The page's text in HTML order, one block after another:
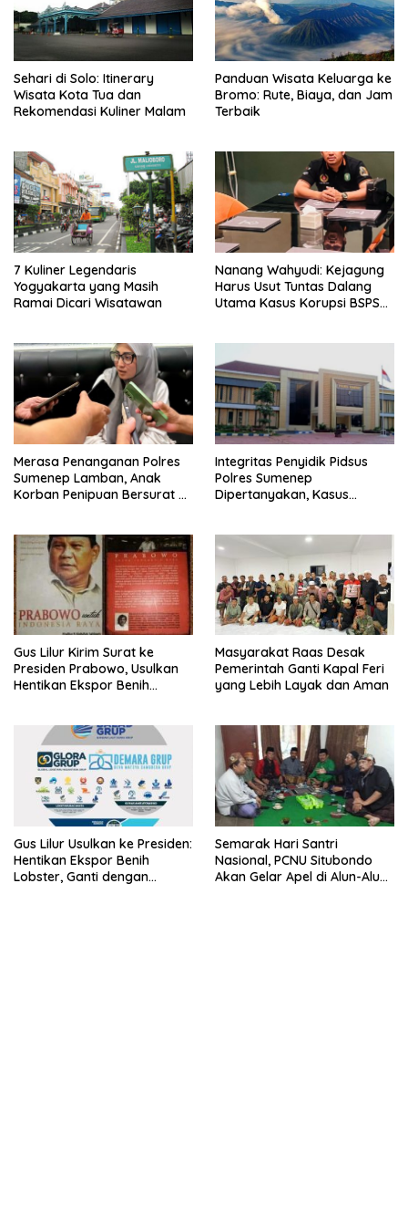
Sehari di Solo: Itinerary
Wisata Kota Tua dan
Rekomendasi Kuliner Malam
Panduan Wisata Keluarga ke
Bromo: Rute, Biaya, dan Jam
Terbaik
7 Kuliner Legendaris
Yogyakarta yang Masih
Ramai Dicari Wisatawan
Nanang Wahyudi: Kejagung
Harus Usut Tuntas Dalang
Utama Kasus Korupsi BSPS
Merasa Penanganan Polres
Sumenep Lamban, Anak
Korban Penipuan Bersurat ke
Integritas Penyidik Pidsus
Polres Sumenep
Dipertanyakan, Kasus
Kepastian
Gus Lilur Kirim Surat ke
Presiden Prabowo, Usulkan
Hentikan Ekspor Benih
Masyarakat Raas Desak
Pemerintah Ganti Kapal Feri
yang Lebih Layak dan Aman
Gus Lilur Usulkan ke Presiden:
Hentikan Ekspor Benih
Lobster, Ganti dengan
Semarak Hari Santri
Nasional, PCNU Situbondo
Akan Gelar Apel di Alun-Alun